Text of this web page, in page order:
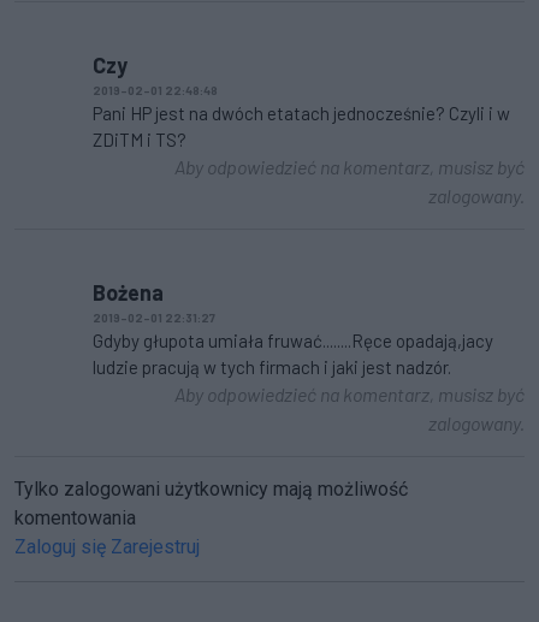
Czy
2019-02-01 22:48:48
Pani HP jest na dwóch etatach jednocześnie? Czyli i w
ZDiTM i TS?
Aby odpowiedzieć na komentarz, musisz być
zalogowany.
Bożena
2019-02-01 22:31:27
Gdyby głupota umiała fruwać........Ręce opadają,jacy
ludzie pracują w tych firmach i jaki jest nadzór.
Aby odpowiedzieć na komentarz, musisz być
zalogowany.
Tylko zalogowani użytkownicy mają możliwość
komentowania
Zaloguj się Zarejestruj